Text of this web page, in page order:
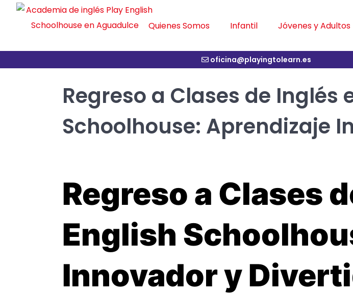
Quienes Somos Infantil Jóvenes y Adultos
oficina@playingtolearn.es
Regreso a Clases de Inglés
Schoolhouse: Aprendizaje
Regreso a Clases
English
Innovador y